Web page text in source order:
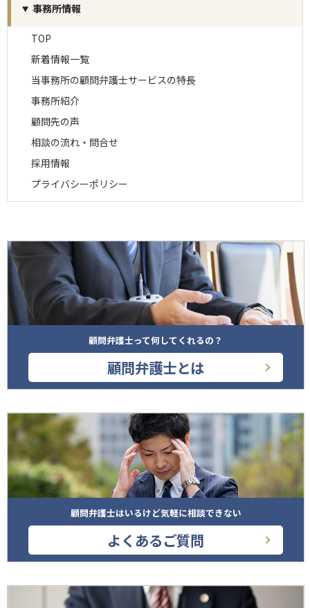
事務所情報
TOP
新着情報一覧
当事務所の顧問弁護士サービスの特長
事務所紹介
顧問先の声
相談の流れ・問合せ
採用情報
プライバシーポリシー
顧問弁護士って何してくれるの？
顧問弁護士とは
顧問弁護士はいるけど気軽に相談できない
よくあるご質問